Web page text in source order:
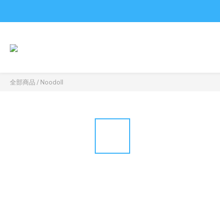
全部商品 / Noodoll